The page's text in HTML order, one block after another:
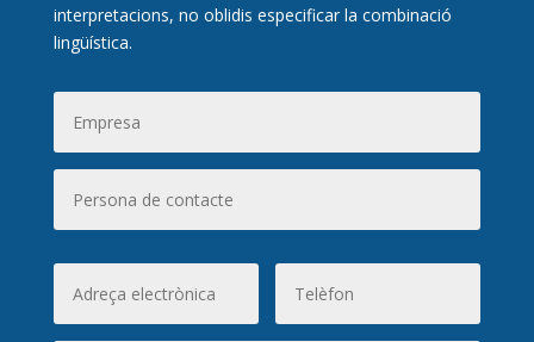
interpretacions, no oblidis especificar la combinació
lingüística.